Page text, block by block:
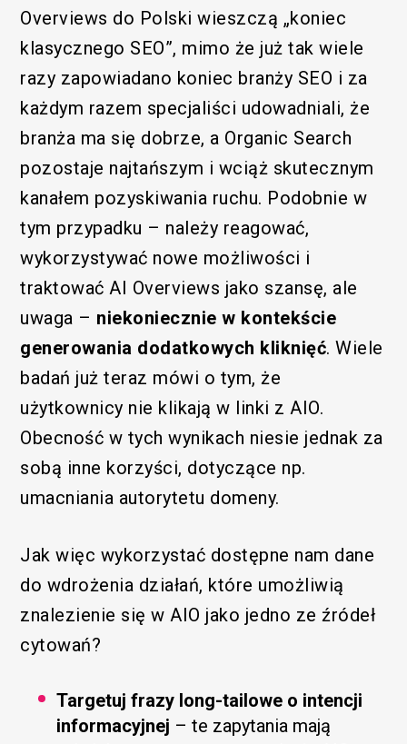
Overviews do Polski wieszczą „koniec
klasycznego SEO”, mimo że już tak wiele
razy zapowiadano koniec branży SEO i za
każdym razem specjaliści udowadniali, że
branża ma się dobrze, a Organic Search
pozostaje najtańszym i wciąż skutecznym
kanałem pozyskiwania ruchu. Podobnie w
tym przypadku – należy reagować,
wykorzystywać nowe możliwości i
traktować AI Overviews jako szansę, ale
uwaga – niekoniecznie w kontekście
generowania dodatkowych kliknięć. Wiele
badań już teraz mówi o tym, że
użytkownicy nie klikają w linki z AIO.
Obecność w tych wynikach niesie jednak za
sobą inne korzyści, dotyczące np.
umacniania autorytetu domeny.
Jak więc wykorzystać dostępne nam dane
do wdrożenia działań, które umożliwią
znalezienie się w AIO jako jedno ze źródeł
cytowań?
Targetuj frazy long-tailowe o intencji
informacyjnej – te zapytania mają